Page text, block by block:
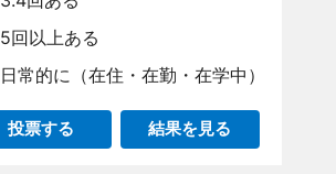
5回以上ある
日常的に（在住・在勤・在学中）
投票する 結果を見る